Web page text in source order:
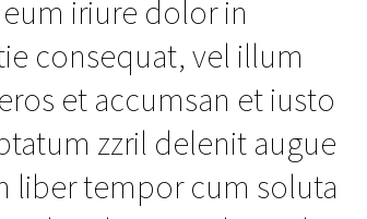
iriure dolor in
consequat, vel illum
et accumsan et iusto
zzril delenit augue
liber tempor cum soluta